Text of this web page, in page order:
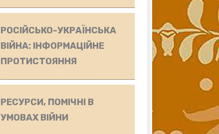
РОСІЙСЬКО-УКРАЇНСЬКА
ВІЙНА: ІНФОРМАЦІЙНЕ
ПРОТИСТОЯННЯ
РЕСУРСИ, ПОМІЧНІ В
УМОВАХ ВІЙНИ